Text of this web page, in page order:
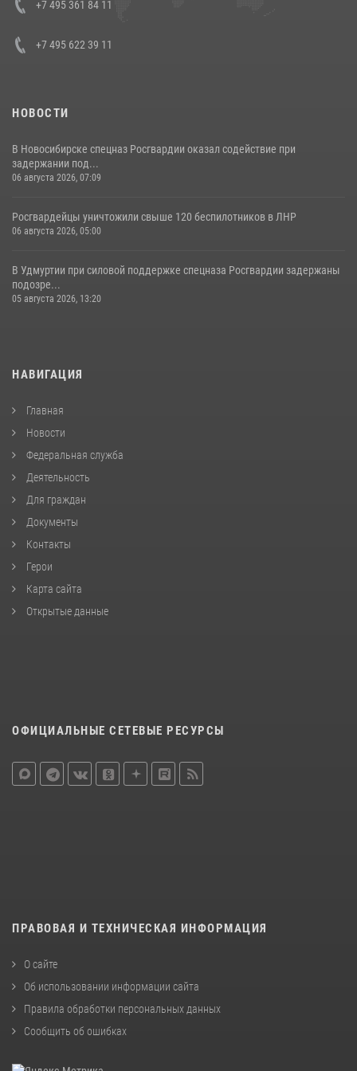
+7 495 361 84 11
+7 495 622 39 11
НОВОСТИ
В Новосибирске спецназ Росгвардии оказал содействие при
задержании под...
06 августа 2026, 07:09
Росгвардейцы уничтожили свыше 120 беспилотников в ЛНР
06 августа 2026, 05:00
В Удмуртии при силовой поддержке спецназа Росгвардии задержаны
подозре...
05 августа 2026, 13:20
НАВИГАЦИЯ
Главная
Новости
Федеральная служба
Деятельность
Для граждан
Документы
Контакты
Герои
Карта сайта
Открытые данные
ОФИЦИАЛЬНЫЕ СЕТЕВЫЕ РЕСУРСЫ
ПРАВОВАЯ И ТЕХНИЧЕСКАЯ ИНФОРМАЦИЯ
О сайте
Об использовании информации сайта
Правила обработки персональных данных
Сообщить об ошибках